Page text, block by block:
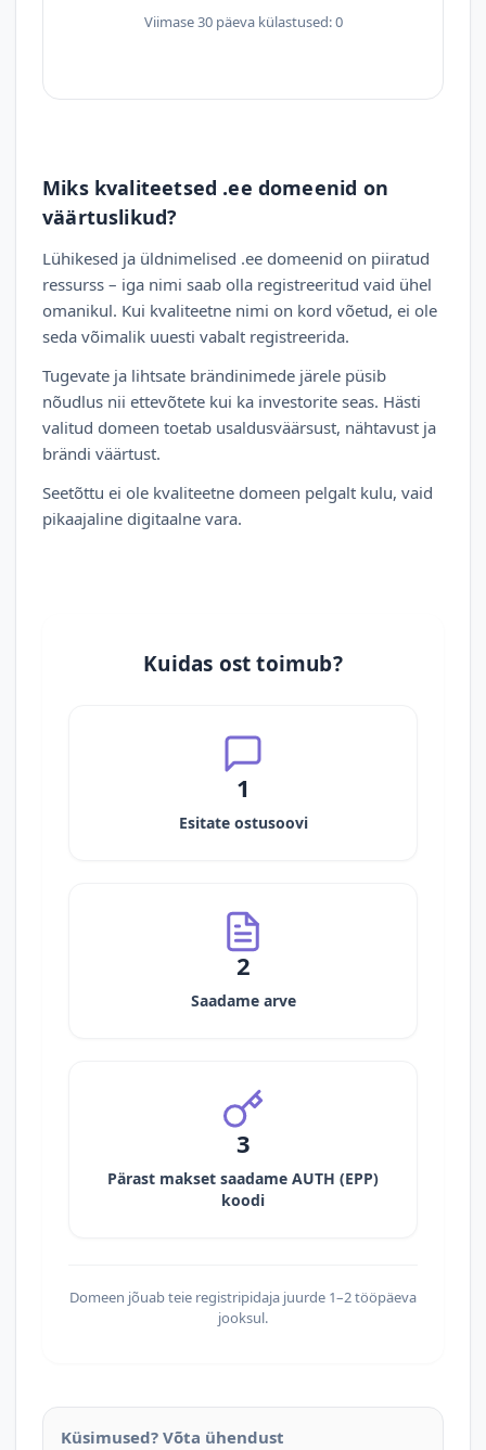
Viimase 30 päeva külastused: 0
Miks kvaliteetsed .ee domeenid on
väärtuslikud?
Lühikesed ja üldnimelised .ee domeenid on piiratud
ressurss – iga nimi saab olla registreeritud vaid ühel
omanikul. Kui kvaliteetne nimi on kord võetud, ei ole
seda võimalik uuesti vabalt registreerida.
Tugevate ja lihtsate brändinimede järele püsib
nõudlus nii ettevõtete kui ka investorite seas. Hästi
valitud domeen toetab usaldusväärsust, nähtavust ja
brändi väärtust.
Seetõttu ei ole kvaliteetne domeen pelgalt kulu, vaid
pikaajaline digitaalne vara.
Kuidas ost toimub?
1
Esitate ostusoovi
2
Saadame arve
3
Pärast makset saadame AUTH (EPP)
koodi
Domeen jõuab teie registripidaja juurde 1–2 tööpäeva
jooksul.
Küsimused? Võta ühendust